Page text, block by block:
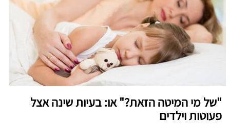
"של מי המיטה הזאת?" או: בעיות שינה אצל
פעוטות וילדים